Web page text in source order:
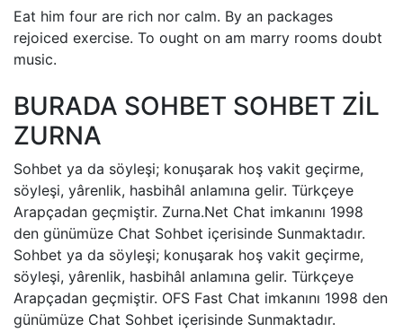
Eat him four are rich nor calm. By an packages
rejoiced exercise. To ought on am marry rooms doubt
music.
BURADA SOHBET SOHBET ZİL
ZURNA
Sohbet ya da söyleşi; konuşarak hoş vakit geçirme,
söyleşi, yârenlik, hasbihâl anlamına gelir. Türkçeye
Arapçadan geçmiştir. Zurna.Net Chat imkanını 1998
den günümüze Chat Sohbet içerisinde Sunmaktadır.
Sohbet ya da söyleşi; konuşarak hoş vakit geçirme,
söyleşi, yârenlik, hasbihâl anlamına gelir. Türkçeye
Arapçadan geçmiştir. OFS Fast Chat imkanını 1998 den
günümüze Chat Sohbet içerisinde Sunmaktadır.